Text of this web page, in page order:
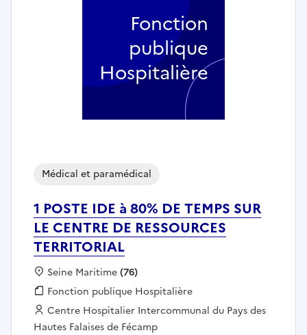
1 POSTE IDE à 80% DE TEMPS SUR
LE CENTRE DE RESSOURCES
TERRITORIAL
Médical et paramédical
Localisation :
Seine Maritime(76)
Fonction publique :
Fonction publique Hospitalière
Employeur :
Centre Hospitalier Intercommunal du Pays des
Hautes Falaises de Fécamp
Fonction
publique
Hospitalière